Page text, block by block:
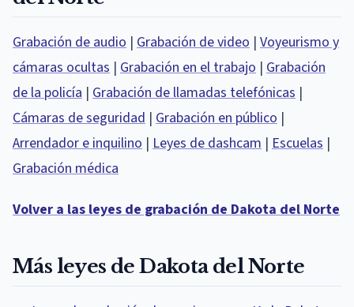
Grabación de audio | Grabación de video | Voyeurismo y
cámaras ocultas | Grabación en el trabajo | Grabación
de la policía | Grabación de llamadas telefónicas |
Cámaras de seguridad | Grabación en público |
Arrendador e inquilino | Leyes de dashcam | Escuelas |
Grabación médica
Volver a las leyes de grabación de Dakota del Norte
Más leyes de Dakota del Norte